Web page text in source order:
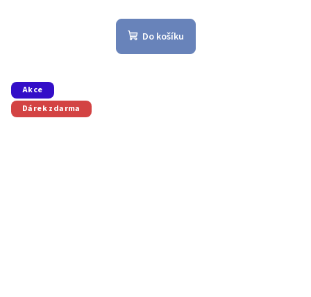
Do košíku
Akce
Dárek zdarma